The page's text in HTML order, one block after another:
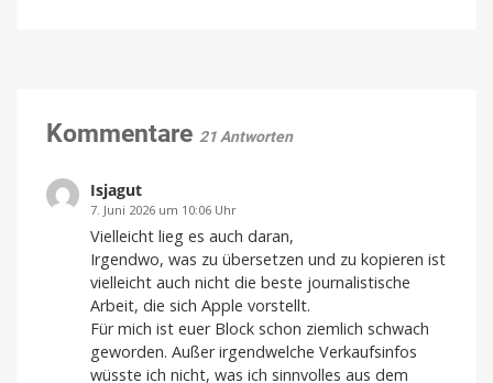
statt?
iPhone
18
Pro
kommen
Kommentare 21 Antworten
Isjagut
7. Juni 2026 um 10:06 Uhr
Vielleicht lieg es auch daran,
Irgendwo, was zu übersetzen und zu kopieren ist
vielleicht auch nicht die beste journalistische
Arbeit, die sich Apple vorstellt.
Für mich ist euer Block schon ziemlich schwach
geworden. Außer irgendwelche Verkaufsinfos
wüsste ich nicht, was ich sinnvolles aus dem